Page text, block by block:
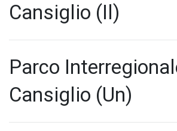
Cansiglio (Il)
Parco
Cansiglio (Un)